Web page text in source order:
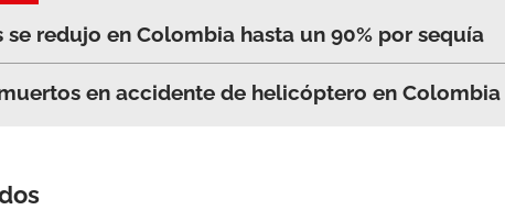
se redujo en Colombia hasta un 90% por sequía
en accidente de helicóptero en Colombia